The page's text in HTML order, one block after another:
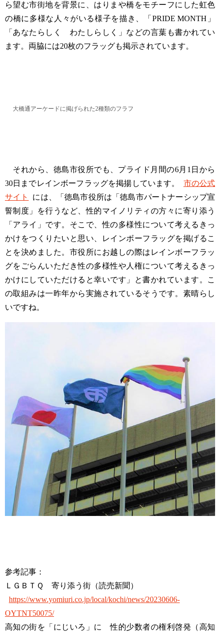
ら望む市街地を背景に、はりまや橋をモチーフにした虹色
の橋に多様な人々がいる様子を描き、「PRIDE MONTH」
「あなたらしく わたしらしく」などの言葉も書かれてい
ます。両脇には20枚のフラッグも掲示されています。
大橋通アーケードに掲げられた2種類のフラフ
それから、徳島市役所でも、プライド月間の6月1日から
30日までレインボーフラッグを掲揚しています。
市の公式
サイト
には、「徳島市役所は「徳島市パートナーシップ宣
誓制度」を行うなど、性的マイノリティの方々に寄り添う
「アライ」です。そこで、性の多様性について考えるきっ
かけをつくりたいと思い、レインボーフラッグを掲げるこ
とを決めました。市役所にお越しの際はレインボーフラッ
グをごらんいただき性の多様性や人権について考えるきっ
かけにしていただけると幸いです」と書かれています。こ
の取組みは一昨年から実施されているそうです。素晴らし
いですね。
参考記事：
ＬＧＢＴＱ 寄り添う街（読売新聞）
https://www.yomiuri.co.jp/local/kochi/news/20230606-
OYTNT50075/
高知の街を「にじいろ」に 性的少数者の権利啓発（高知